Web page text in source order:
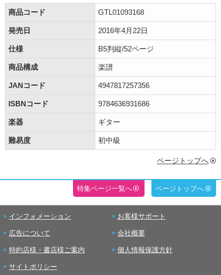
商品コード
GTL01093168
発売日 2016年4月22日
仕様 B5判縦/52ページ
商品構成 楽譜
JANコード 4947817257356
ISBNコード 9784636931686
楽器 ギター
難易度 初中級
ページトップへ
特集ページ一覧へ ページトップへ
インフォメーション お客様サポート
広告について 会社概要
特約店様・書店様ご案内 個人情報保護方針
サイトポリシー